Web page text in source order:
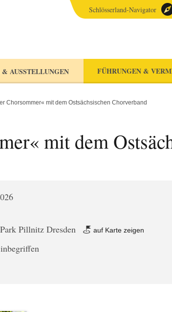
AUSSTELLUNGEN FÜHRUNGEN &
Schlösserland-Navigator
Chorsommer« mit dem Ostsächsischen Chorverband
mit dem
Pillnitz Dresden auf Karte zeigen